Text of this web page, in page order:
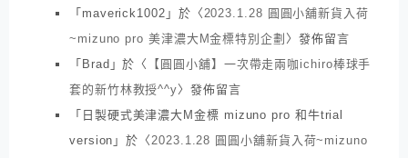
「 maverick1002 」於〈2023.1.28 圓圓小舖新貨入荷
~mizuno pro 美津濃大M金標特別企劃 〉發佈留言
「 Brad 」於〈
【圓圓小舖】一次帶走兩咖ichiro棒球手
套的新竹林教授^^y〉發佈留言
「 日製硬式美津濃大M金標 mizuno pro 和牛trial
version 」於〈2023.1.28 圓圓小舖新貨入荷~mizuno